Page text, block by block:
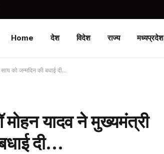
Home देश विदेश राज्य मध्यप्रदेश
को जन्मदिन की बधाई दी…
यादव ने मुख्यमंत्री
दी…